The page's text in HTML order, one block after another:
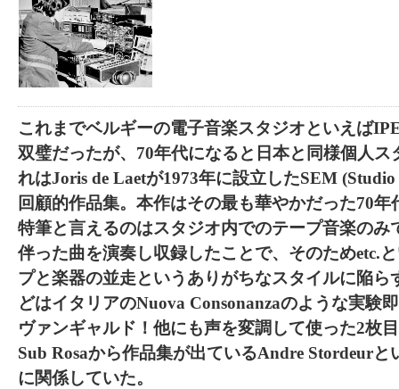
これまでベルギーの電子音楽スタジオといえば
双璧だったが、70年代になると日本と同様個人
れはJoris de Laetが1973年に設立したSEM
回顧的作品集。本作はその最も華やかだった70
特筆と言えるのはスタジオ内でのテープ音楽のみ
伴った曲を演奏し収録したことで、そのためetc.
プと楽器の並走というありがちなスタイルに陥ら
どはイタリアのNuova Consonanzaのような実験
ヴァンギャルド！他にも声を変調して使った2枚
Sub Rosaから作品集が出ているAndre Stordeur
に関係していた。